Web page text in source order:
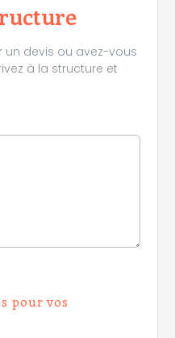
devis ou avez-vous
à la structure et
pour vos